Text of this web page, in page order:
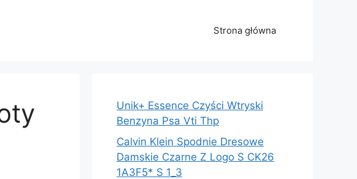
Strona główna
Unik+ Essence Czyści Wtryski
Benzyna Psa Vti Thp
Calvin Klein Spodnie Dresowe
Damskie Czarne Z Logo S CK26
1A3F5* S 1_3